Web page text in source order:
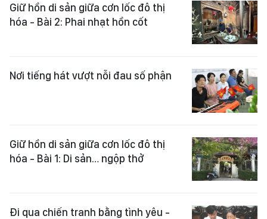
Giữ hồn di sản giữa cơn lốc đô thị
hóa - Bài 2: Phai nhạt hồn cốt
Nơi tiếng hát vượt nỗi đau số phận
Giữ hồn di sản giữa cơn lốc đô thị
hóa - Bài 1: Di sản… ngộp thở
Đi qua chiến tranh bằng tình yêu -